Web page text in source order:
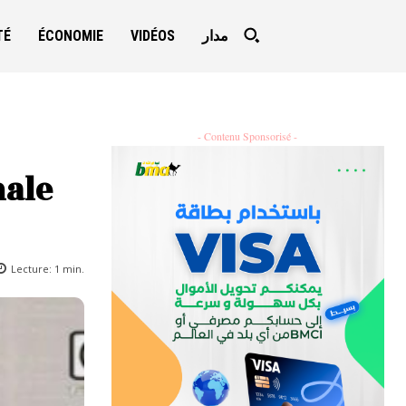
ÉCONOMIE VIDÉOS مدار
Lecture: 1 min.
- Contenu Sponsorisé -